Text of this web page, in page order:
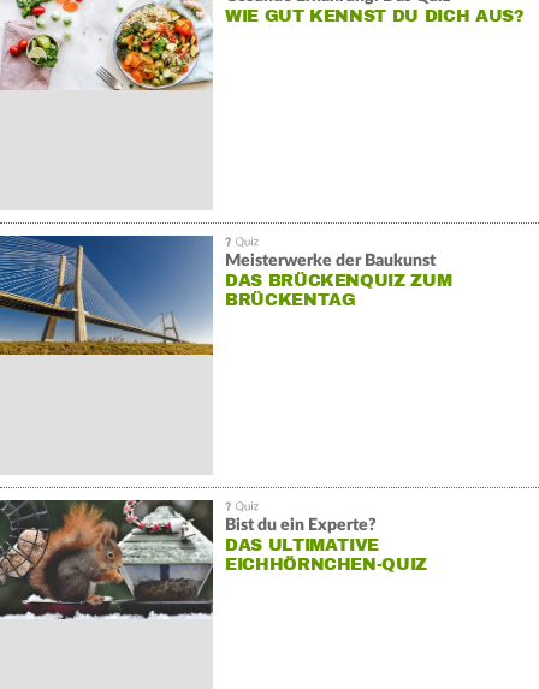
WIE GUT KENNST DU DICH AUS?
Meisterwerke der Baukunst
DAS BRÜCKENQUIZ ZUM
BRÜCKENTAG
Bist du ein Experte?
DAS ULTIMATIVE
EICHHÖRNCHEN-QUIZ